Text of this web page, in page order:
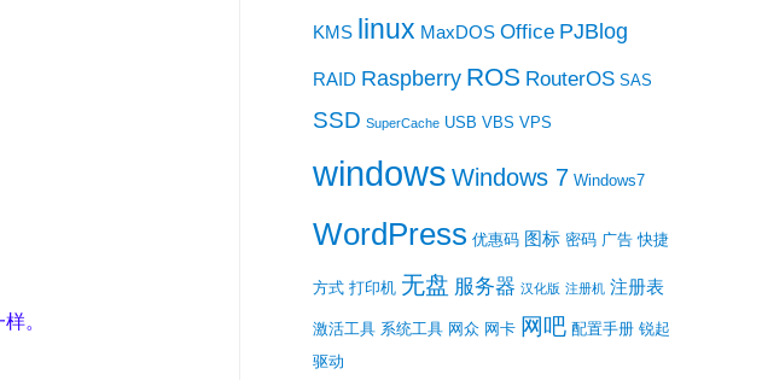
。
KMS linux MaxDOS Office PJBlog
RAID Raspberry ROS RouterOS SAS
SSD SuperCache USB VBS VPS
windows Windows 7 Windows7
WordPress 优惠码 图标 密码 广告 快捷
方式 打印机 无盘 服务器 汉化版 注册机 注册表
激活工具 系统工具 网众 网卡 网吧 配置手册 锐起
驱动